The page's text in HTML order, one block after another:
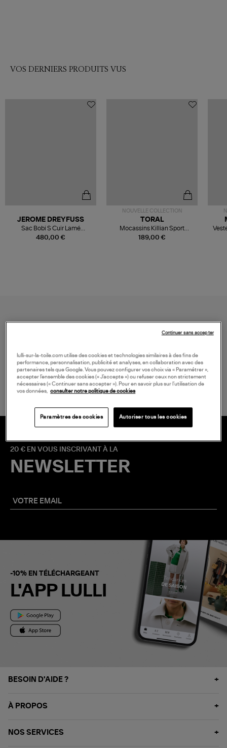
VOS DERNIERS PRODUITS VUS
480,00 €
JEROME DREYFUSS
Sac Bobi S Cuir Lamé
Champagne
NOUVELLE COLLECTION
189,00 €
TORAL
Mocassins Killian Sport
Mousse
LIVRAISON GRATUITE
à partir de 150 € d'achat*
20 € EN VOUS INSCRIVANT À LA
NEWSLETTER
-10% EN TÉLÉCHARGEANT
L'APP LULLI
BESOIN D'AIDE ?
À PROPOS
NOS SERVICES
lulli-sur-la-toile.com utilise des cookies et technologies similaires à des fins de
performance, personnalisation, publicité et analyses, en collaboration avec des
partenaires tels que Google. Vous pouvez configurer vos choix via « Paramétrer »,
accepter l’ensemble des cookies (« J’accepte ») ou refuser ceux non strictement
nécessaires (« Continuer sans accepter »). Pour en savoir plus sur l’utilisation de
vos données,
consulter notre politique de cookies
Paramètres des cookies Autoriser tous les cookies
Continuer sans accepter